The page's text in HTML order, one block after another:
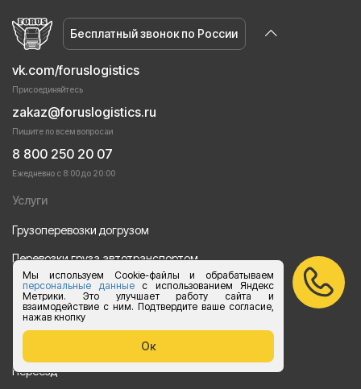
Мы используем Cookie-файлы и обрабатываем
персональные данныес использованием Яндекс
Метрики. Это улучшает работу сайта и
взаимодействие с ним. Подтвердите ваше согласие,
нажав кнопку
Ок
Бесплатный звонок по России
vk.com/foruslogistics
Присоединяйтесь
zakaz@foruslogistics.ru
Пишите по всем вопросаи
8 800 250 20 07
Ежедневно с 8:00 до 20:00
Услуги
Грузоперевозки догрузом
Перевозки груза автотранспортом
Перевозки строительных материалов
Перевозка оборудования
Перевозка продуктов питания
Переезд